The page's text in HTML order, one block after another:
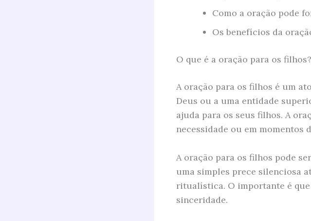
Como a oração pode
Os benefícios da
O que é a oração para os filhos?
A oração para os filhos é um
Deus ou a uma entidade
ajuda para os seus filhos. A
necessidade ou em momentos
A oração para os filhos pode
uma simples prece silenciosa
ritualística. O importante é
sinceridade.